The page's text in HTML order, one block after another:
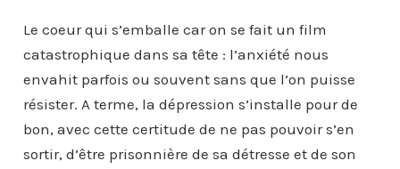
Le coeur qui s’emballe car on se fait un film
catastrophique dans sa tête : l’anxiété nous
envahit parfois ou souvent sans que l’on puisse
résister. A terme, la dépression s’installe pour de
bon, avec cette certitude de ne pas pouvoir s’en
sortir, d’être prisonnière de sa détresse et de son